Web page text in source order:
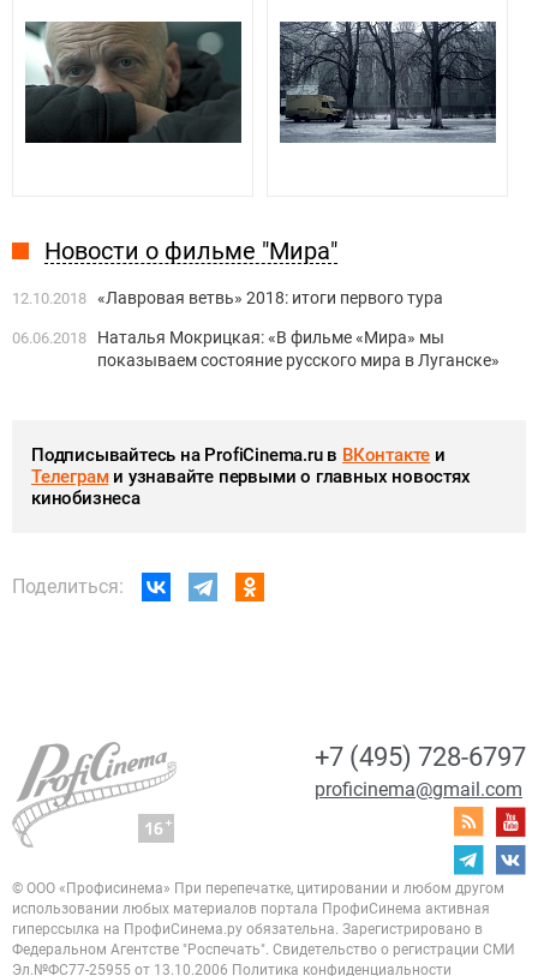
Новости о фильме "Мира"
12.10.2018 «Лавровая ветвь» 2018: итоги первого тура
06.06.2018
Наталья Мокрицкая: «В фильме «Мира» мы
показываем состояние русского мира в Луганске»
Подписывайтесь на ProfiCinema.ru в ВКонтакте и
Телеграми узнавайте первыми о главных новостях
кинобизнеса
Поделиться:
+7 (495) 728-6797
proficinema@gmail.com
© ООО «Профисинема» При перепечатке, цитировании и любом другом
использовании любых материалов портала ПрофиСинема активная
гиперссылка на ПрофиСинема.ру обязательна. Зарегистрировано в
Федеральном Агентстве "Роспечать". Свидетельство о регистрации СМИ
Эл.№ФС77-25955 от 13.10.2006 Политика конфиденциальности